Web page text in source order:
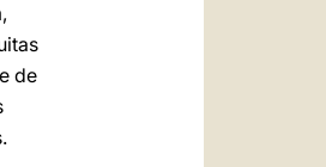
de